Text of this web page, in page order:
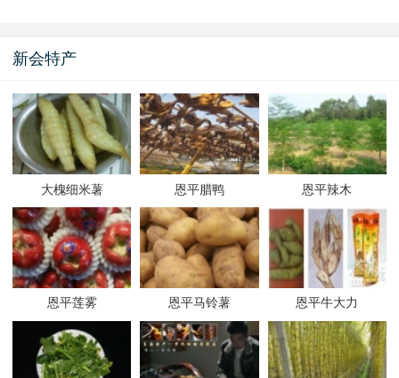
新会特产
大槐细米薯 恩平腊鸭 恩平辣木
恩平莲雾 恩平马铃薯 恩平牛大力